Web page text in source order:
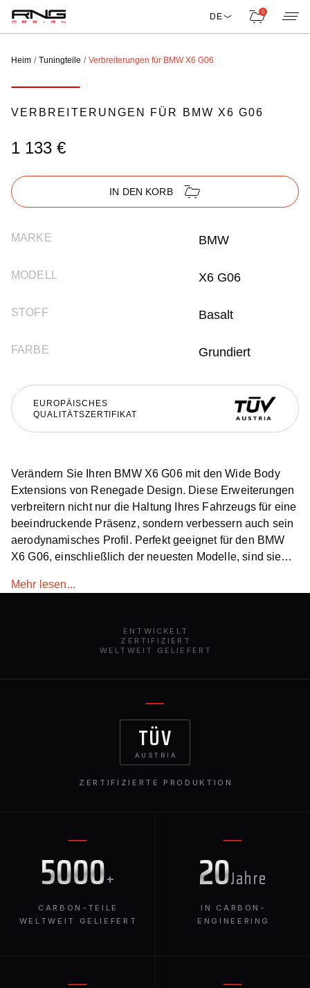
DE 0
Heim Tuningteile Verbreiterungen für BMW X6 G06
VERBREITERUNGEN FÜR BMW X6 G06
1 133 €
IN DEN KORB
MARKE BMW
MODELL X6 G06
STOFF Basalt
FARBE Grundiert
EUROPÄISCHES
QUALITÄTSZERTIFIKAT
Verändern Sie Ihren BMW X6 G06 mit den Wide Body
Extensions von Renegade Design. Diese Erweiterungen
verbreitern nicht nur die Haltung Ihres Fahrzeugs für eine
beeindruckende Präsenz, sondern verbessern auch sein
aerodynamisches Profil. Perfekt geeignet für den BMW
X6 G06, einschließlich der neuesten Modelle, sind sie
und aggressiver zu machen. Diese weltweit erhältlichen
Mehr lesen...
ENTWICKELT
ZERTIFIZIERT
WELTWEIT GELIEFERT
5000+
CARBON-TEILE
WELTWEIT GELIEFERT
20Jahre
IN CARBON-
ENGINEERING
TÜV
AUSTRIA
ZERTIFIZIERTE PRODUKTION